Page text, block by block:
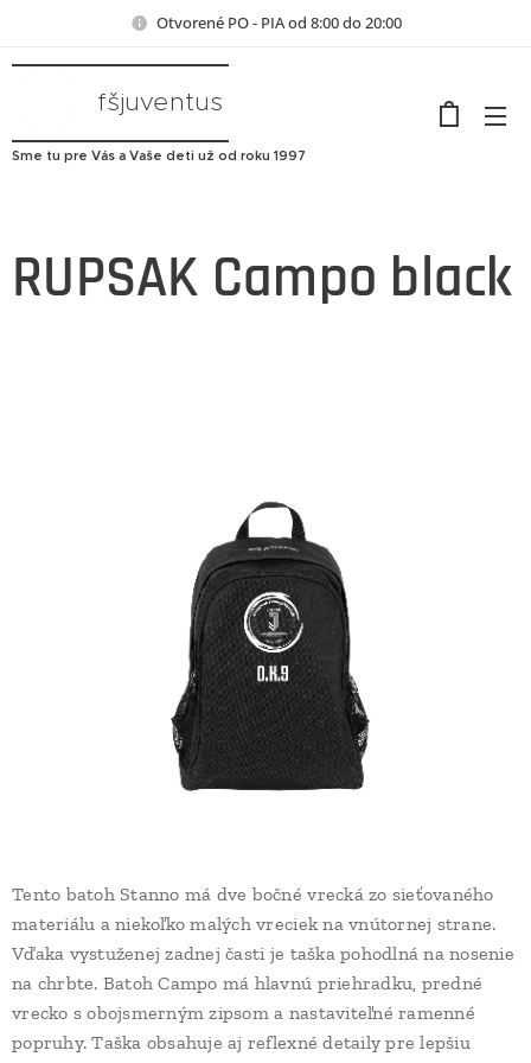
Otvorené PO - PIA od 8:00 do 20:00
fšjuventus
Sme tu pre Vás a Vaše deti už od roku 1997
RUPSAK Campo black
Tento batoh Stanno má dve bočné vrecká zo sieťovaného
materiálu a niekoľko malých vreciek na vnútornej strane.
Vďaka vystuženej zadnej časti je taška pohodlná na nosenie
na chrbte. Batoh Campo má hlavnú priehradku, predné
vrecko s obojsmerným zipsom a nastaviteľné ramenné
popruhy. Taška obsahuje aj reflexné detaily pre lepšiu